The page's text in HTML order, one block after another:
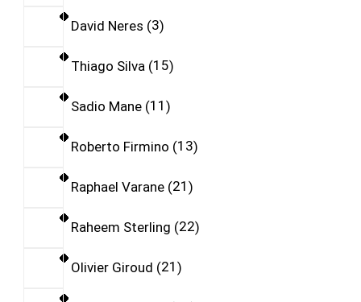
David Neres 3
Thiago Silva 15
Sadio Mane 11
Roberto Firmino 13
Raphael Varane 21
Raheem Sterling 22
Olivier Giroud 21